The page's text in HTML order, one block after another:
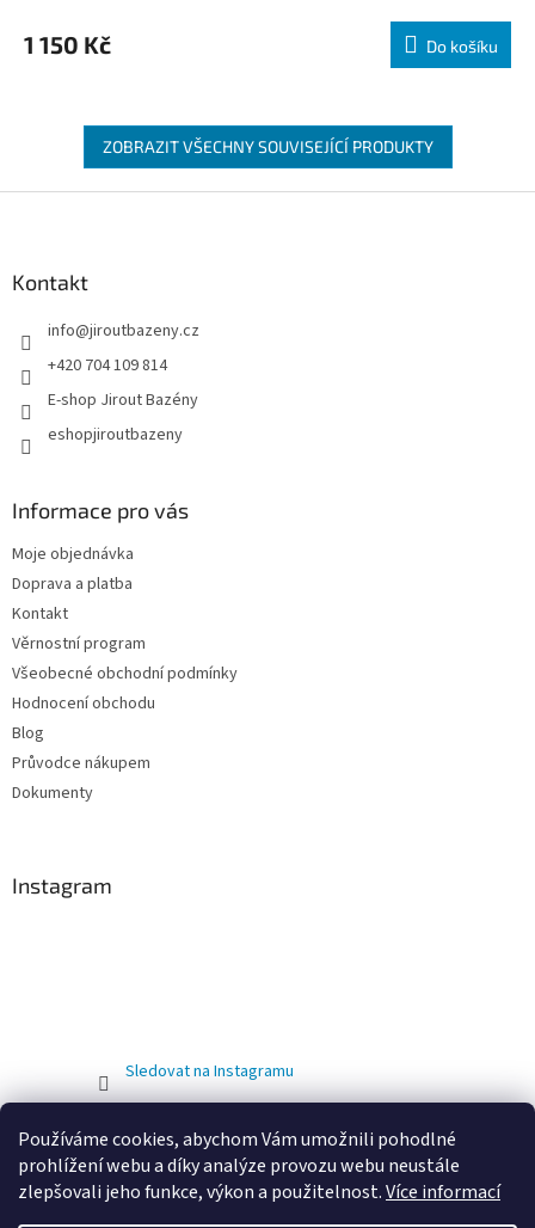
Používáme cookies, abychom Vám umožnili pohodlné
prohlížení webu a díky analýze provozu webu neustále
zlepšovali jeho funkce, výkon a použitelnost.Více informací
1 150 Kč Do košíku
ZOBRAZIT VŠECHNY SOUVISEJÍCÍ PRODUKTY
Kontakt
info@jiroutbazeny.cz
+420 704 109 814
E-shop Jirout Bazény
eshopjiroutbazeny
Informace pro vás
Moje objednávka
Doprava a platba
Kontakt
Věrnostní program
Všeobecné obchodní podmínky
Hodnocení obchodu
Blog
Průvodce nákupem
Dokumenty
Instagram
Sledovat na Instagramu